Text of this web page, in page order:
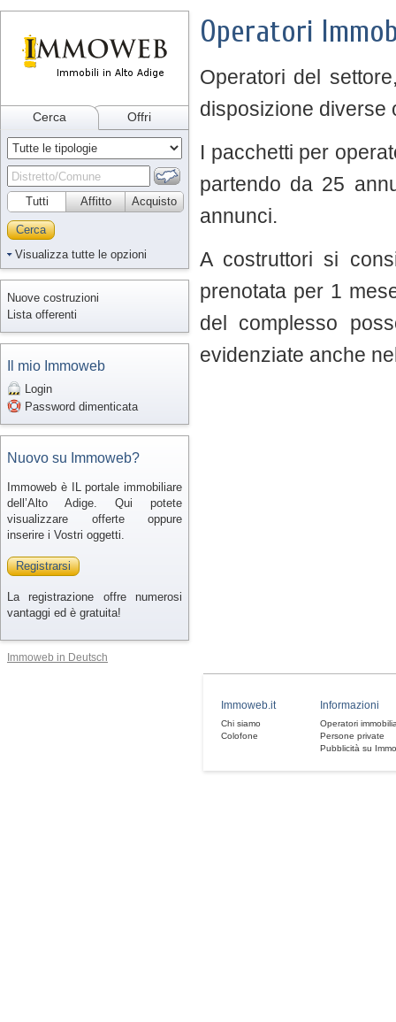
Cerca Offri
Tutti Acquisto
Affitto
Cerca
Visualizza tutte le opzioni
Nuove costruzioni
Lista offerenti
Il mio Immoweb
Login
Password dimenticata
Nuovo su Immoweb?
Immoweb è IL portale immobiliare
dell’Alto Adige. Qui potete
visualizzare offerte oppure
inserire i Vostri oggetti.
Registrarsi
La registrazione offre numerosi
vantaggi ed è gratuita!
Immoweb in Deutsch
Operatori
Operatori del
disposizione diverse
I pacchetti per
partendo da 25
annunci.
A costruttori si
prenotata per 1
del complesso
evidenziate anche
Immoweb.it
Chi siamo
Colofone
Informazioni
Operatori
Persone private
Pubblicità su